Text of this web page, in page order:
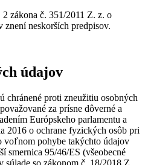
zákona č. 351/2011 Z. z. o
neskorších predpisov.
údajov
chránené proti zneužitiu osobných
za prísne dôverné a
Európskeho parlamentu a
2016 o ochrane fyzických osôb pri
voľnom pohybe takýchto údajov
smernica 95/46/ES (všeobecné
súlade so zákonom č. 18/2018 Z.